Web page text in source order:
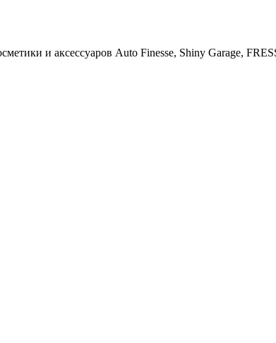
и аксессуаров Auto Finesse, Shiny Garage,